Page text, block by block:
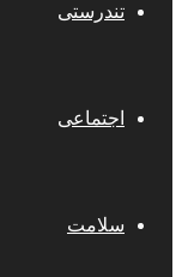
تندرستی
اجتماعی
سلامت